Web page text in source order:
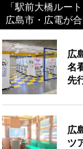
「駅前大橋ルー
広島市・広電が
広
名
先
広
ツ